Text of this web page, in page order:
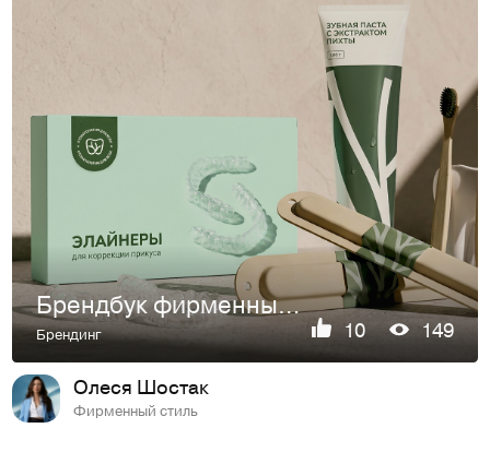
Брендбук фирменный стиль логотип клиники стоматологии
Брендинг 10 149
Олеся Шостак
Фирменный стиль